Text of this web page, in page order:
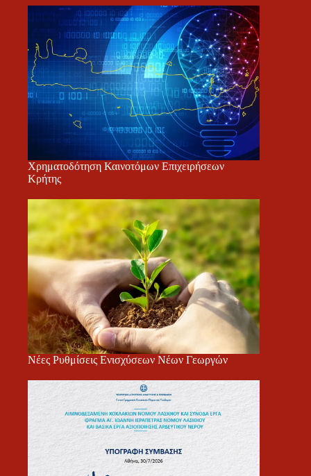
Χρηματοδότηση Καινοτόμων Επιχειρήσεων
Κρήτης
Νέες Ρυθμίσεις Ενισχύσεων Νέων Γεωργών